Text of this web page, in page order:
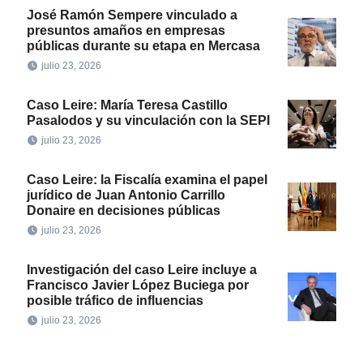
José Ramón Sempere vinculado a
presuntos amaños en empresas
públicas durante su etapa en Mercasa
julio 23, 2026
Caso Leire: María Teresa Castillo
Pasalodos y su vinculación con la SEPI
julio 23, 2026
Caso Leire: la Fiscalía examina el papel
jurídico de Juan Antonio Carrillo
Donaire en decisiones públicas
julio 23, 2026
Investigación del caso Leire incluye a
Francisco Javier López Buciega por
posible tráfico de influencias
julio 23, 2026